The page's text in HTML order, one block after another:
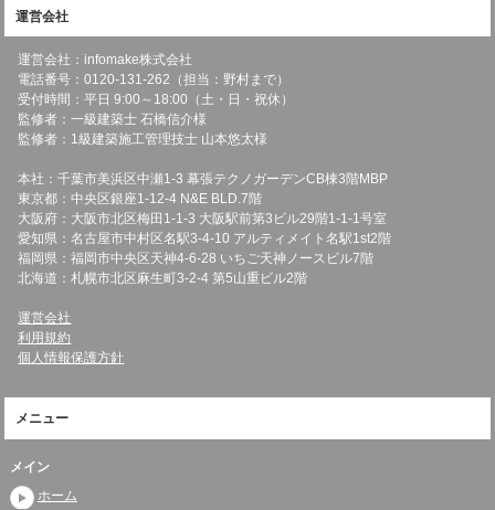
運営会社
運営会社：infomake株式会社
電話番号：0120-131-262（担当：野村まで）
受付時間：平日 9:00～18:00（土・日・祝休）
監修者：一級建築士 石橋信介様
監修者：1級建築施工管理技士 山本悠太様
本社：千葉市美浜区中瀬1-3 幕張テクノガーデンCB棟3階MBP
東京都：中央区銀座1-12-4 N&E BLD.7階
大阪府：大阪市北区梅田1-1-3 大阪駅前第3ビル29階1-1-1号室
愛知県：名古屋市中村区名駅3-4-10 アルティメイト名駅1st2階
福岡県：福岡市中央区天神4-6-28 いちご天神ノースビル7階
北海道：札幌市北区麻生町3-2-4 第5山重ビル2階
運営会社
利用規約
個人情報保護方針
メニュー
メイン
ホーム